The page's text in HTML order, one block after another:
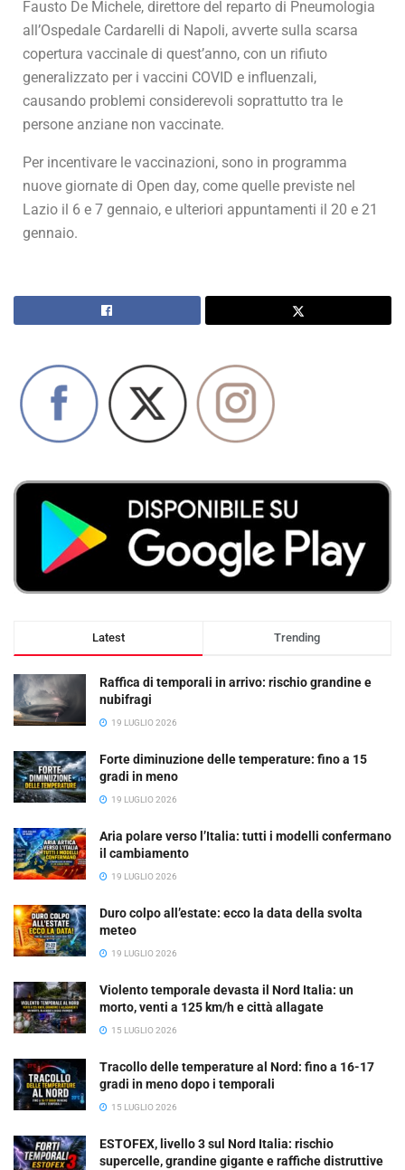
Fausto De Michele, direttore del reparto di Pneumologia
all’Ospedale Cardarelli di Napoli, avverte sulla scarsa
copertura vaccinale di quest’anno, con un rifiuto
generalizzato per i vaccini COVID e influenzali,
causando problemi considerevoli soprattutto tra le
persone anziane non vaccinate.
Per incentivare le vaccinazioni, sono in programma
nuove giornate di Open day, come quelle previste nel
Lazio il 6 e 7 gennaio, e ulteriori appuntamenti il 20 e 21
gennaio.
Latest Trending
Raffica di temporali in arrivo: rischio grandine e
nubifragi
19 LUGLIO 2026
Forte diminuzione delle temperature: fino a 15
gradi in meno
19 LUGLIO 2026
Aria polare verso l’Italia: tutti i modelli confermano
il cambiamento
19 LUGLIO 2026
Duro colpo all’estate: ecco la data della svolta
meteo
19 LUGLIO 2026
Violento temporale devasta il Nord Italia: un
morto, venti a 125 km/h e città allagate
15 LUGLIO 2026
Tracollo delle temperature al Nord: fino a 16-17
gradi in meno dopo i temporali
15 LUGLIO 2026
ESTOFEX, livello 3 sul Nord Italia: rischio
supercelle, grandine gigante e raffiche distruttive